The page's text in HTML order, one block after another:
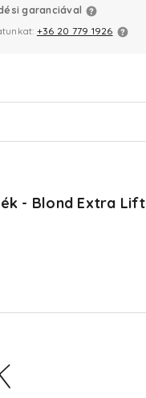
garanciával
+36 20 779 1926
- Blond Extra Lift